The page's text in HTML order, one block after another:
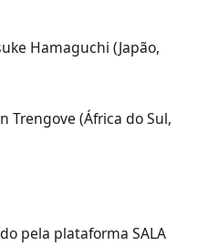
Hamaguchi (Japão,
Trengove (África do Sul,
pela plataforma SALA